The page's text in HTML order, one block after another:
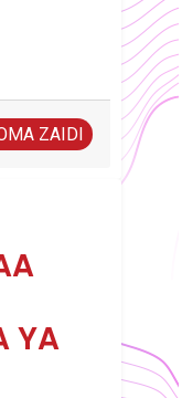
ZAIDI
YA